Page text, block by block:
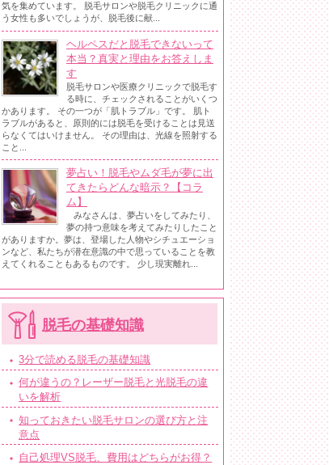
気を集めています。 脱毛サロンや脱毛クリニックに通
う女性も多いでしょうが、脱毛後に献...
ヘルペスだと脱毛できないって
本当？真実と理由をお答えしま
す
脱毛サロンや医療クリニックで脱毛す
る時に、チェックされることがいくつ
かあります。 その一つが「肌トラブル」です。 肌ト
ラブルがあると、原則的には脱毛を受けることは見送
らなくてはいけません。 その理由は、光線を照射する
こと...
夢占い！脱毛やムダ毛が夢に出
てきたらどんな暗示？【コラ
ム】
みなさんは、夢占いをしてみたり、
夢の持つ意味を考えてみたりしたこと
がありますか。夢は、登場した人物やシチュエーショ
ンなど、私たちが潜在意識の中で思っていることを教
えてくれることもあるものです。 少し現実離れ...
脱毛の基礎知識
3分で読める脱毛の基礎知識
何が違うの？レーザー脱毛と光脱毛の違
いを解析
知っておきたい脱毛サロンの選び方と注
意点
自己処理VS脱毛、費用はどちらがお得？